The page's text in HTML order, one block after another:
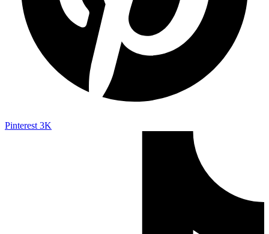
Pinterest 3K